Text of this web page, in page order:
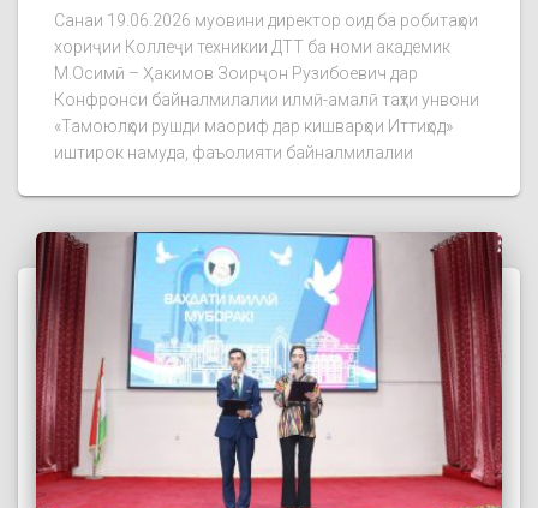
Санаи 19.06.2026 муовини директор оид ба робитаҳои
хориҷии Коллеҷи техникии ДТТ ба номи академик
М.Осимӣ – Ҳакимов Зоирҷон Рузибоевич дар
Конфронси байналмилалии илмӣ-амалӣ таҳти унвони
«Тамоюлҳои рушди маориф дар кишварҳои Иттиҳод»
иштирок намуда, фаъолияти байналмилалии